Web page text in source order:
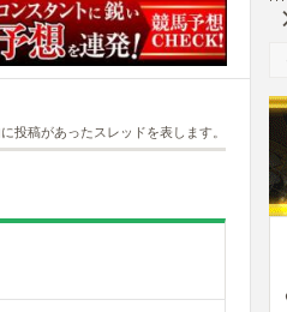
投稿があったスレッドを表します。